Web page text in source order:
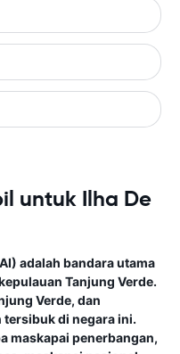
untuk Ilha De
adalah bandara utama
Tanjung Verde.
Verde, dan
tersibuk di negara ini.
maskapai penerbangan,